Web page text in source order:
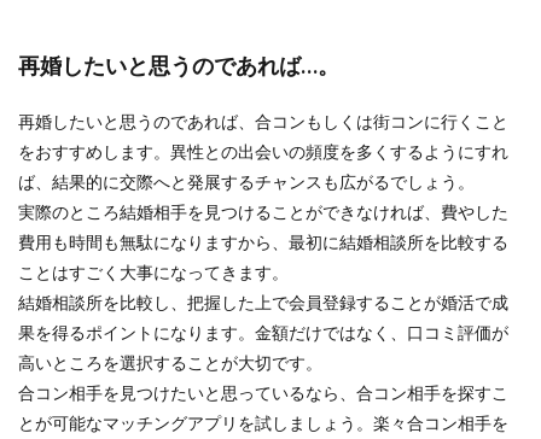
再婚したいと思うのであれば…。
再婚したいと思うのであれば、合コンもしくは街コンに行くこと
をおすすめします。異性との出会いの頻度を多くするようにすれ
ば、結果的に交際へと発展するチャンスも広がるでしょう。
実際のところ結婚相手を見つけることができなければ、費やした
費用も時間も無駄になりますから、最初に結婚相談所を比較する
ことはすごく大事になってきます。
結婚相談所を比較し、把握した上で会員登録することが婚活で成
果を得るポイントになります。金額だけではなく、口コミ評価が
高いところを選択することが大切です。
合コン相手を見つけたいと思っているなら、合コン相手を探すこ
とが可能なマッチングアプリを試しましょう。楽々合コン相手を